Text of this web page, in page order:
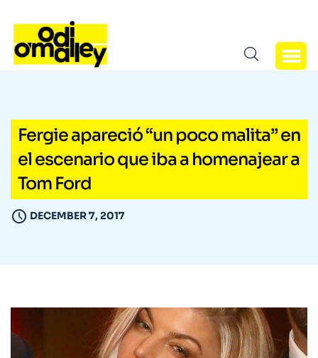
Fergie apareció “un poco malita” en
el escenario que iba a homenajear a
Tom Ford
DECEMBER 7, 2017